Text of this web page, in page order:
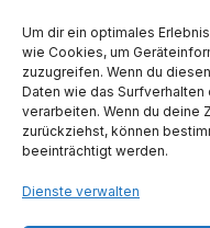
Um dir ein optimales
wie Cookies, um
zuzugreifen. Wenn du
Daten wie das
verarbeiten. Wenn du deine
zurückziehst, können
beeinträchtigt werden.
Dienste verwalten